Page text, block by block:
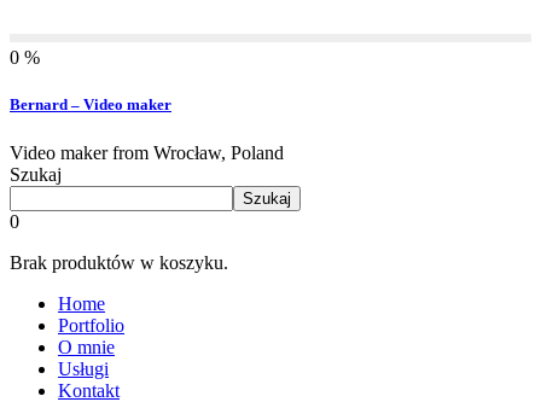
0 %
Bernard – Video maker
Video maker from Wrocław, Poland
Szukaj
Szukaj
0
Brak produktów w koszyku.
Home
Portfolio
O mnie
Usługi
Kontakt